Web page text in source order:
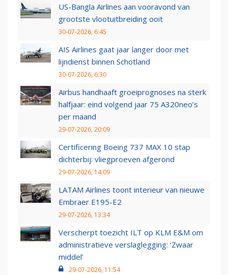
US-Bangla Airlines aan vooravond van
grootste vlootuitbreiding ooit
30-07-2026, 6:45
AIS Airlines gaat jaar langer door met
lijndienst binnen Schotland
30-07-2026, 6:30
Airbus handhaaft groeiprognoses na sterk
halfjaar: eind volgend jaar 75 A320neo’s
per maand
29-07-2026, 20:09
Certificering Boeing 737 MAX 10 stap
dichterbij: vliegproeven afgerond
29-07-2026, 14:09
LATAM Airlines toont interieur van nieuwe
Embraer E195-E2
29-07-2026, 13:34
Verscherpt toezicht ILT op KLM E&M om
administratieve verslaglegging: ‘Zwaar
middel’
29-07-2026, 11:54